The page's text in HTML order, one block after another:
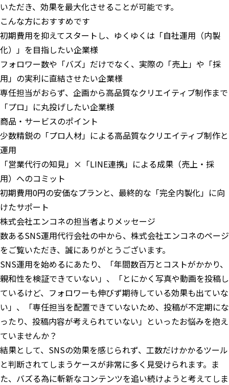
いただき、効果を最大化させることが可能です。
こんな方におすすめです
初期費用を抑えてスタートし、ゆくゆくは「自社運用（内製
化）」を目指したい企業様
フォロワー数や「バズ」だけでなく、実際の「売上」や「採
用」の実利に直結させたい企業様
専任担当がおらず、企画から高品質なクリエイティブ制作まで
「プロ」に丸投げしたい企業様
商品・サービスのポイント
少数精鋭の「プロ人材」による高品質なクリエイティブ制作と
運用
「営業代行の知見」×「LINE連携」による成果（売上・採
用）へのコミット
初期費用0円の安価なプランと、最終的な「完全内製化」に向
けたサポート
株式会社エンコネの担当者よりメッセージ
数あるSNS運用代行会社の中から、株式会社エンコネのページ
をご覧いただき、誠にありがとうございます。
SNS運用を始めるにあたり、「年間数百万とコストがかかり、
親和性を検証できていない」、「とにかく写真や動画を投稿し
ているけど、フォロワーも伸びず期待している効果も出ていな
い」、「専任担当を配置できていないため、投稿が不定期にな
ったり、投稿内容が考えられていない」といったお悩みを抱え
ていませんか？
結果として、SNSの効果を感じられず、工数だけかかるツール
と判断されてしまうケースが非常に多く見受けられます。ま
た、バズる為に斬新なコンテンツを追い続けようと考えてしま